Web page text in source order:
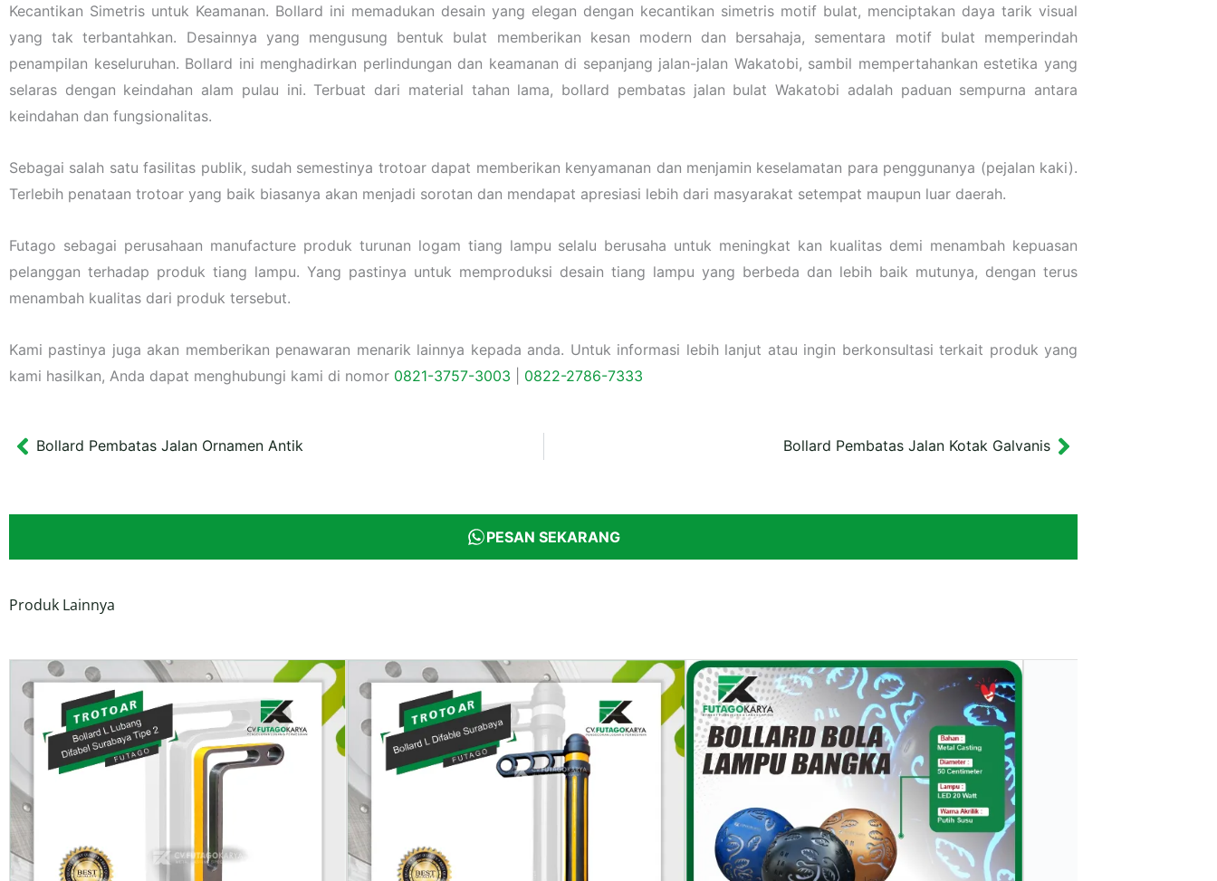
Kecantikan Simetris untuk Keamanan. Bollard ini memadukan desain yang elegan dengan kecantikan simetris motif bulat, menciptakan daya tarik visual
yang tak terbantahkan. Desainnya yang mengusung bentuk bulat memberikan kesan modern dan bersahaja, sementara motif bulat memperindah
penampilan keseluruhan. Bollard ini menghadirkan perlindungan dan keamanan di sepanjang jalan-jalan Wakatobi, sambil mempertahankan estetika yang
selaras dengan keindahan alam pulau ini. Terbuat dari material tahan lama, bollard pembatas jalan bulat Wakatobi adalah paduan sempurna antara
keindahan dan fungsionalitas.
Sebagai salah satu fasilitas publik, sudah semestinya trotoar dapat memberikan kenyamanan dan menjamin keselamatan para penggunanya (pejalan kaki).
Terlebih penataan trotoar yang baik biasanya akan menjadi sorotan dan mendapat apresiasi lebih dari masyarakat setempat maupun luar daerah.
Futago sebagai perusahaan manufacture produk turunan logam tiang lampu selalu berusaha untuk meningkat kan kualitas demi menambah kepuasan
pelanggan terhadap produk tiang lampu. Yang pastinya untuk memproduksi desain tiang lampu yang berbeda dan lebih baik mutunya, dengan terus
menambah kualitas dari produk tersebut.
Kami pastinya juga akan memberikan penawaran menarik lainnya kepada anda. Untuk informasi lebih lanjut atau ingin berkonsultasi terkait produk yang
kami hasilkan, Anda dapat menghubungi kami di nomor 0821-3757-3003 0822-2786-7333
Prev
Bollard Pembatas Jalan Ornamen Antik Bollard Pembatas Jalan Kotak GalvanisNext
PESAN SEKARANG
Produk Lainnya